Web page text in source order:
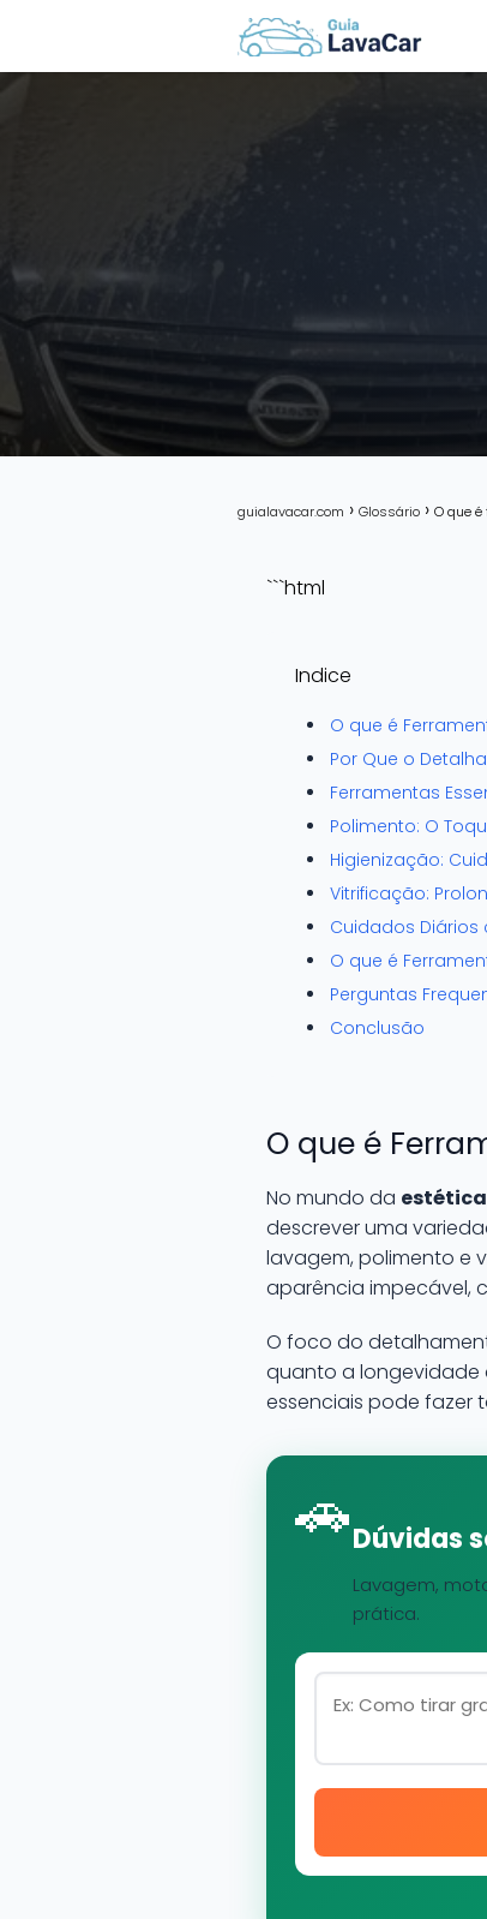
guialavacar.com Glossário O que
```html
Indice
O que é
Por Que o
Ferramentas
Polimento: O
Higienização:
Vitrificação:
Cuidados
O que é
Perguntas
Conclusão
O que é
No mundo da
descrever uma
lavagem, polimento e
aparência impecável,
O foco do
quanto a longevidade
essenciais pode fazer
🚗Dúvidas
Lavagem,
prática.